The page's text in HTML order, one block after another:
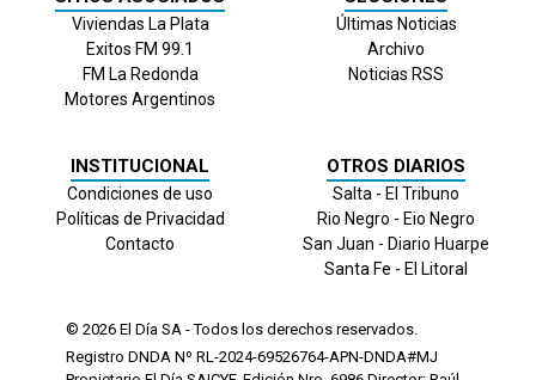
Viviendas La Plata
Exitos FM 99.1
FM La Redonda
Motores Argentinos
Últimas Noticias
Archivo
Noticias RSS
INSTITUCIONAL
Condiciones de uso
Políticas de Privacidad
Contacto
OTROS DIARIOS
Salta - El Tribuno
Rio Negro - Eio Negro
San Juan - Diario Huarpe
Santa Fe - El Litoral
© 2026 El Día SA - Todos los derechos reservados.
Registro DNDA Nº RL-2024-69526764-APN-DNDA#MJ